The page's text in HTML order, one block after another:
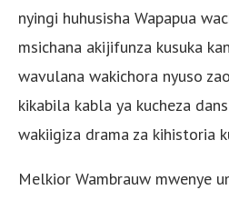
nyingi huhusisha Wapapua
msichana akijifunza kusuka
wavulana wakichora nyuso
kikabila kabla ya kucheza
wakiigiza drama za kihistoria
Melkior Wambrauw mwenye